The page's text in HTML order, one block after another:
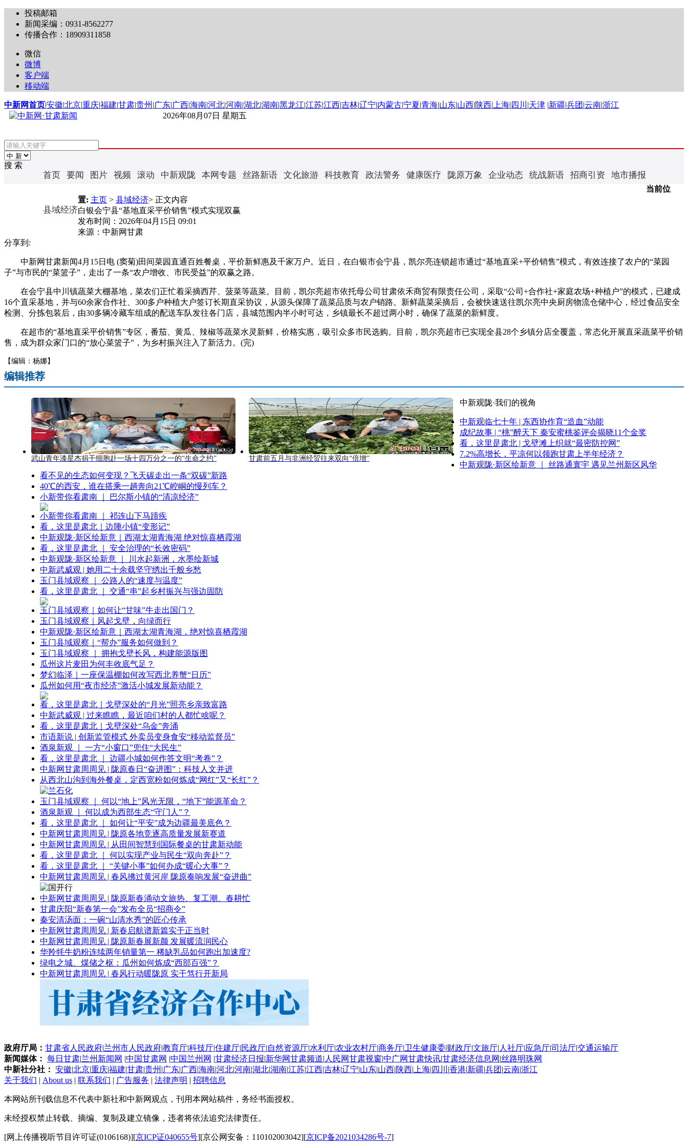
投稿邮箱
新闻采编：0931-8562277
传播合作：18909311858
微信
微博
客户端
移动端
中新网首页|安徽|北京|重庆|福建|甘肃|贵州 |广东|广西|海南|河北|河南|湖北|湖南|黑龙江|江苏|江西|吉林|辽宁|内蒙古|宁夏|青海|山东|山西|陕西| 上海| 四川 |天津 |新疆|兵团 |云南|浙江
2026年08月07日 星期五
搜 索
首页 要闻 图片 视频 滚动 中新观陇 本网专题 丝路新语 文化旅游 科技教育 政法警务 健康医疗 陇原万象 企业动态 统战新语 招商引资 地市播报
县域经济
当前位
置: 主页 > 县域经济> 正文内容
白银会宁县“基地直采平价销售”模式实现双赢
发布时间： 2026年04月15日 09:01
来源： 中新网甘肃
分享到:
中新网甘肃新闻4月15日电 (窦菊)田间菜园直通百姓餐桌，平价新鲜惠及千家万户。近日，在白银市会宁县，凯尔亮连锁超市通过“基地直采+平价销售”模式，有效连接了农户的“菜园
子”与市民的“菜篮子”，走出了一条“农户增收、市民受益”的双赢之路。
在会宁县中川镇蔬菜大棚基地，菜农们正忙着采摘西芹、菠菜等蔬菜。目前，凯尔亮超市依托母公司甘肃依禾商贸有限责任公司，采取“公司+合作社+家庭农场+种植户”的模式，已建成
16个直采基地，并与60余家合作社、300多户种植大户签订长期直采协议，从源头保障了蔬菜品质与农户销路。新鲜蔬菜采摘后，会被快速送往凯尔亮中央厨房物流仓储中心，经过食品安全
检测、分拣包装后，由30多辆冷藏车组成的配送车队发往各门店，县城范围内半小时可达，乡镇最长不超过两小时，确保了蔬菜的新鲜度。
在超市的“基地直采平价销售”专区，番茄、黄瓜、辣椒等蔬菜水灵新鲜，价格实惠，吸引众多市民选购。目前，凯尔亮超市已实现全县28个乡镇分店全覆盖，常态化开展直采蔬菜平价销
售，成为群众家门口的“放心菜篮子”，为乡村振兴注入了新活力。(完)
【编辑：杨娜】
编辑推荐
武山青年漆星杰捐干细胞赴一场十四万分之一的“生命之约” 甘肃前五月与非洲经贸往来双向“倍增”
中新观陇·我们的视角
中新观临七十年 | 东西协作育“造血”动能
成纪故事 | “桃”醉天下 秦安蜜桃鉴评会揭晓11个金奖
看，这里是肃北 | 戈壁滩上织就“最密防控网”
7.2%高增长，平凉何以领跑甘肃上半年经济？
中新观陇·新区绘新意 ｜ 丝路通寰宇 遇见兰州新区风华
看不见的生态如何变现？飞天碳走出一条“双碳”新路
40℃的西安，谁在搭乘一趟奔向21℃崆峒的慢列车？
小新带你看肃南 ｜ 巴尔斯小镇的“清凉经济”
小新带你看肃南 ｜ 祁连山下马蹄疾
看，这里是肃北｜边陲小镇“变形记”
中新观陇·新区绘新意｜西湖太湖青海湖 绝对惊喜栖霞湖
看，这里是肃北 ｜ 安全治理的“长效密码”
中新观陇·新区绘新意 ｜ 川水起新洲，水墨绘新城
中新武威观 | 她用二十余载坚守绣出千般乡愁
玉门县域观察 ｜ 公路人的“速度与温度”
看，这里是肃北 ｜ 交通“串”起乡村振兴与强边固防
玉门县域观察｜如何让“甘味”牛走出国门？
玉门县域观察｜风起戈壁，向绿而行
中新观陇·新区绘新意｜西湖太湖青海湖，绝对惊喜栖霞湖
玉门县域观察｜“帮办”服务如何做到？
玉门县域观察 ｜ 拥抱戈壁长风，构建能源版图
瓜州这片麦田为何丰收底气足？
梦幻临泽｜一座保温棚如何改写西北养蟹“日历”
瓜州如何用“夜市经济”激活小城发展新动能？
看，这里是肃北｜戈壁深处的“月光”照亮乡亲致富路
中新武威观 | 过来瞧瞧，最近咱们村的人都忙啥呢？
看，这里是肃北｜戈壁深处“乌金”奔涌
市语新说 | 创新监管模式 外卖员变身食安“移动监督员”
酒泉新观 ｜ 一方“小窗口”兜住“大民生”
看，这里是肃北 ｜ 边疆小城如何作答文明“考卷”？
中新网甘肃周周见 | 陇原春日“奋进图”：科技人文并进
从西北山沟到海外餐桌，定西宽粉如何炼成“网红”又“长红”？
玉门县域观察 ｜ 何以“地上”风光无限，“地下”能源革命？
酒泉新观 ｜ 何以成为西部生态“守门人”？
看，这里是肃北 ｜ 如何让“平安”成为边疆最美底色？
中新网甘肃周周见 | 陇原各地竞逐高质量发展新赛道
中新网甘肃周周见 | 从田间智慧到国际餐桌的甘肃新动能
看，这里是肃北 ｜ 何以实现产业与民生“双向奔赴”？
看，这里是肃北 ｜ “关键小事”如何办成“暖心大事”？
中新网甘肃周周见 | 春风拂过黄河岸 陇原奏响发展“奋进曲”
中新网甘肃周周见 | 陇原新春涌动文旅热、复工潮、春耕忙
甘肃庆阳“新春第一会”发布全员“招商令”
秦安清汤面：一碗“山清水秀”的匠心传承
中新网甘肃周周见 | 新春启航谱新篇实干正当时
中新网甘肃周周见 | 陇原新春展新颜 发展暖流润民心
华羚牦牛奶粉连续两年销量第一 稀缺乳品如何跑出加速度?
绿电之城、煤储之枢：瓜州如何炼成“西部百强”？
中新网甘肃周周见 | 春风行动暖陇原 实干笃行开新局
政府厅局： 甘肃省人民政府|兰州市人民政府|教育厅|科技厅|住建厅|民政厅|自然资源厅|水利厅|农业农村厅|商务厅|卫生健康委|财政厅|文旅厅| 人社厅|应急厅|司法厅|交通运输厅
新闻媒体： 每日甘肃|兰州新闻网 |中国甘肃网 |中国兰州网 |甘肃经济日报|新华网甘肃频道| 人民网甘肃视窗|中广网甘肃快讯|甘肃经济信息网 |丝路明珠网
中新社分社： 安徽|北京|重庆|福建|甘肃|贵州 |广东|广西|海南|河北|河南|湖北|湖南|江苏|江西|吉林|辽宁|山东|山西|陕西| 上海| 四川 |香港|新疆|兵团 |云南|浙江
关于我们 | About us | 联系我们 | 广告服务 | 法律声明 | 招聘信息
本网站所刊载信息不代表中新社和中新网观点，刊用本网站稿件，务经书面授权。
未经授权禁止转载、摘编、复制及建立镜像，违者将依法追究法律责任。
[网上传播视听节目许可证(0106168)][京ICP证040655号][京公网安备：110102003042][京ICP备2021034286号-7]